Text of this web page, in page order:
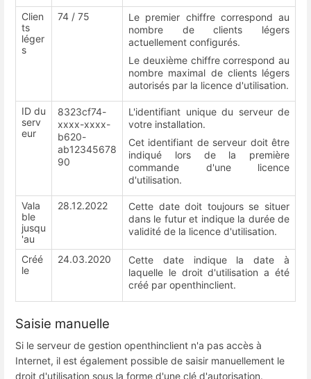
Clien
ts
léger
s
74 / 75
Le premier chiffre correspond au
nombre de clients légers
actuellement configurés.
Le deuxième chiffre correspond au
nombre maximal de clients légers
autorisés par la licence d'utilisation.
ID du
serv
eur
8323cf74-
xxxx-xxxx-
b620-
ab12345678
90
L'identifiant unique du serveur de
votre installation.
Cet identifiant de serveur doit être
indiqué lors de la première
commande d'une licence
d'utilisation.
Vala
ble
jusqu
'au
28.12.2022
Cette date doit toujours se situer
dans le futur et indique la durée de
validité de la licence d'utilisation.
Créé
le
24.03.2020
Cette date indique la date à
laquelle le droit d'utilisation a été
créé par openthinclient.
Saisie manuelle
Si le serveur de gestion openthinclient n'a pas accès à
Internet, il est également possible de saisir manuellement le
droit d'utilisation sous la forme d'une clé d'autorisation.